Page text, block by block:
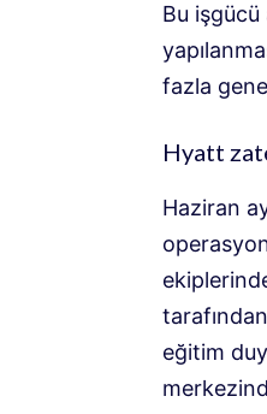
Bu işgücü
fazla
Hyatt
Haziran
eğitim